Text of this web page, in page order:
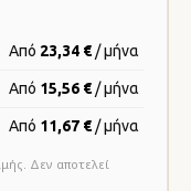
Από 23,34 € / μήνα
Από 15,56 € / μήνα
Από 11,67 € / μήνα
Δεν αποτελεί